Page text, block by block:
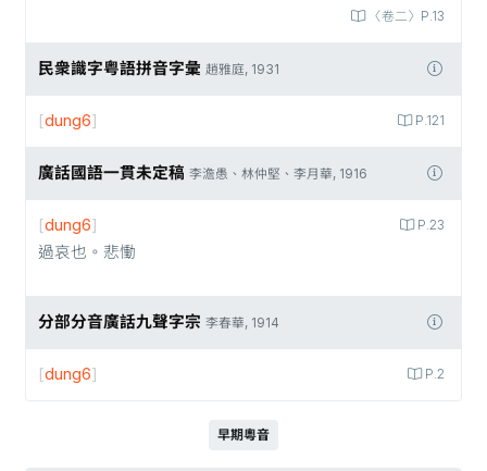
〈卷二〉P.13
民衆識字粤語拼音字彙 趙雅庭, 1931
P.121
[dung6]
廣話國語一貫未定稿 李澹愚、林仲堅、李月華, 1916
P.23
[dung6]
過哀也。悲慟
分部分音廣話九聲字宗 李春華, 1914
P.2
[dung6]
早期粵音